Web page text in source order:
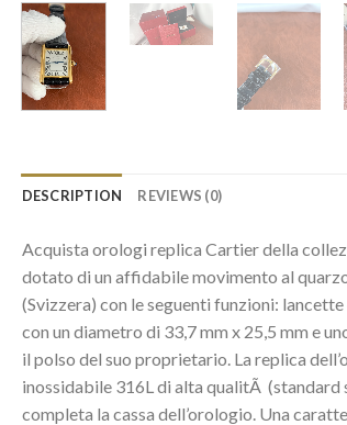
DESCRIPTION REVIEWS (0)
Acquista orologi replica Cartier della
dotato di un affidabile movimento al
(Svizzera) con le seguenti funzioni:
con un diametro di 33,7 mm x 25,5 mm e
il polso del suo proprietario. La replica
inossidabile 316L di alta qualitÃ
completa la cassa dell’orologio. Una